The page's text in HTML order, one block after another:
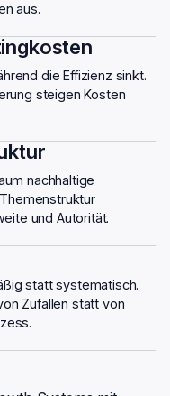
aus.
die Effizienz sinkt.
steigen Kosten
nachhaltige
und Autorität.
statt systematisch.
Zufällen statt von